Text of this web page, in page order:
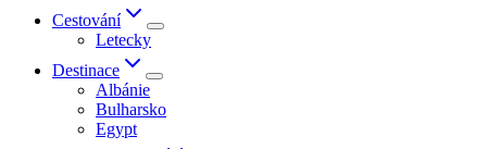
Cestování
Letecky
Destinace
Albánie
Bulharsko
Egypt